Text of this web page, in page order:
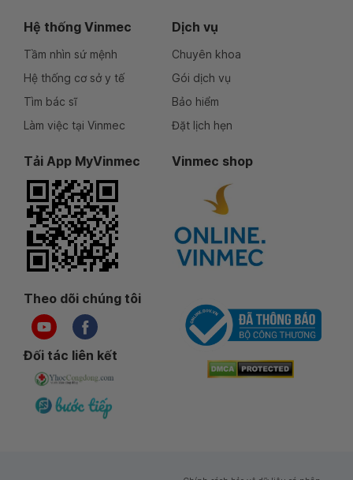
Hệ thống Vinmec
Tầm nhìn sứ mệnh
Hệ thống cơ sở y tế
Tìm bác sĩ
Làm việc tại Vinmec
Dịch vụ
Chuyên khoa
Gói dịch vụ
Bảo hiểm
Đặt lịch hẹn
Tải App MyVinmec Vinmec shop
Theo dõi chúng tôi
Đối tác liên kết